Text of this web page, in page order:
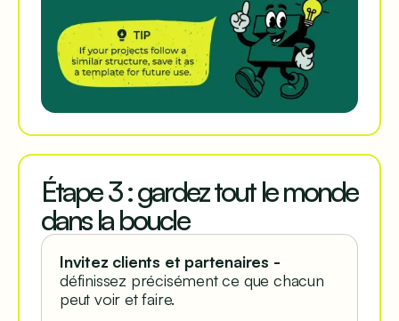
Étape 3 : gardez tout le monde
dans la boucle
Invitez clients et partenaires -
définissez précisément ce que chacun
peut voir et faire.